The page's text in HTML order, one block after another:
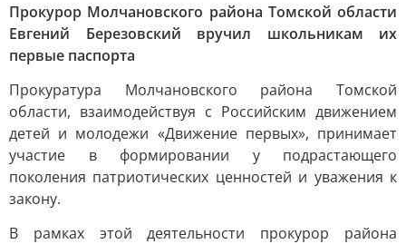
Прокурор Молчановского района Томской области
Евгений Березовский вручил школьникам их
первые паспорта
Прокуратура Молчановского района Томской
области, взаимодействуя с Российским движением
детей и молодежи «Движение первых», принимает
участие в формировании у подрастающего
поколения патриотических ценностей и уважения к
закону.
В рамках этой деятельности прокурор района